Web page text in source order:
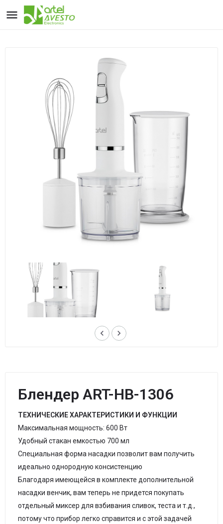
keyboard_arrow_left keyboard_arrow_right
Блендер ART-HB-1306
ТЕХНИЧЕСКИЕ ХАРАКТЕРИСТИКИ И ФУНКЦИИ
Максимальная мощность: 600 Вт
Удобный стакан емкостью 700 мл
Специальная форма насадки позволит вам получить
идеально однородную консистенцию
Благодаря имеющейся в комплекте дополнительной
насадки венчик, вам теперь не придется покупать
отдельный миксер для взбивания сливок, теста и т.д.,
потому что прибор легко справится и с этой задачей